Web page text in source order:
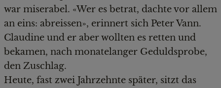
war miserabel. «Wer es betrat, dachte vor allem
an eins: abreissen», erinnert sich Peter Vann.
Claudine und er aber wollten es retten und
bekamen, nach monatelanger Geduldsprobe,
den Zuschlag.
Heute, fast zwei Jahrzehnte später, sitzt das